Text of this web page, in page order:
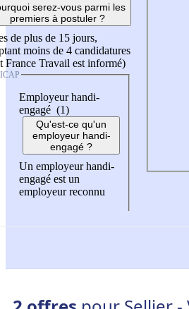
serez-vous parmi les
premiers à postuler ?
de plus de 15 jours,
moins de 4 candidatures
France Travail est informé)
Employeur handi-
engagé (1)
Qu'est-ce qu'un
employeur handi-
engagé ?
Un employeur handi-
engagé est un
employeur reconnu